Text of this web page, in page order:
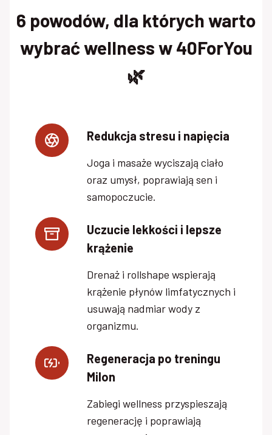
6 powodów, dla których warto
wybrać wellness w 40ForYou
🌿
Redukcja stresu i napięcia
Joga i masaże wyciszają ciało
oraz umysł, poprawiają sen i
samopoczucie.
Uczucie lekkości i lepsze
krążenie
Drenaż i rollshape wspierają
krążenie płynów limfatycznych i
usuwają nadmiar wody z
organizmu.
Regeneracja po treningu
Milon
Zabiegi wellness przyspieszają
regenerację i poprawiają